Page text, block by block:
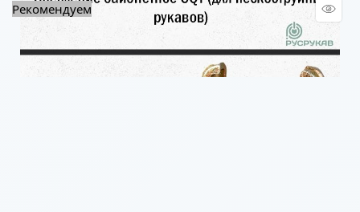
Рекомендуем